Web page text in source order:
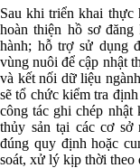
Sau khi triển khai thực
hoàn thiện hồ sơ
hành; hỗ trợ sử dụng
vùng nuôi để cập nhật
và kết nối dữ liệu
sẽ tổ chức kiểm tra
công tác ghi chép nhật
thủy sản tại các cơ sở
đúng quy định hoặc
soát, xử lý kịp thời theo